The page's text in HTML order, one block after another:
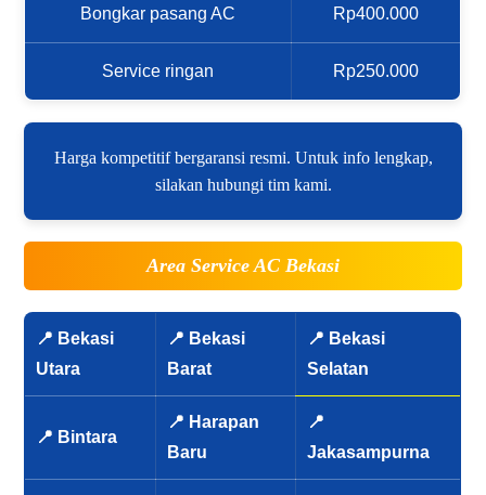
Bongkar pasang AC Rp400.000
Service ringan Rp250.000
Harga kompetitif bergaransi resmi. Untuk info lengkap,
silakan hubungi tim kami.
Area Service AC Bekasi
📍 Bekasi
Utara
📍 Bekasi
Barat
📍 Bekasi
Selatan
📍 Bintara
📍 Harapan
Baru
📍
Jakasampurna